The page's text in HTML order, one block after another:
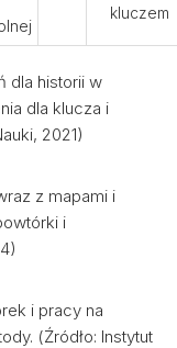
kluczem
dla historii w
dla klucza i
2021)
z mapami i
i
i pracy na
(Źródło: Instytut